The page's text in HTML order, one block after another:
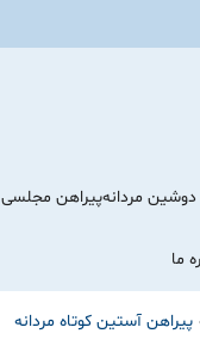
دوشین مردانهپیراهن مجلسی
ما
پیراهن آستین کوتاه مردانه